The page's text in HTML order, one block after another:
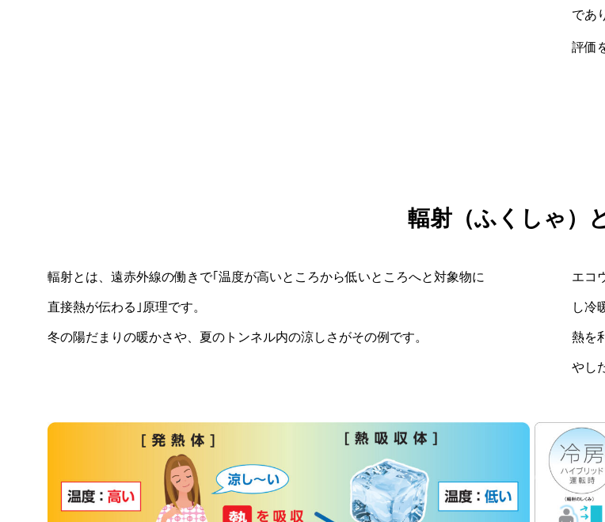
であ
評価
輻射（ふくしゃ）
輻射とは、遠赤外線の働きで｢温度が高いところから低いところへと対象物に
直接熱が伝わる｣原理です。
冬の陽だまりの暖かさや、夏のトンネル内の涼しさがその例です。
エコ
し冷
熱を
やし